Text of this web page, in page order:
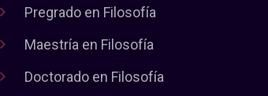
Pregrado en Filosofía
Maestría en Filosofía
Doctorado en Filosofía